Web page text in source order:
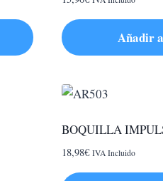
Las
opciones
se
elegir
en
la
de
Añadir
BOQUILLA
18,98€ IVA Incluido